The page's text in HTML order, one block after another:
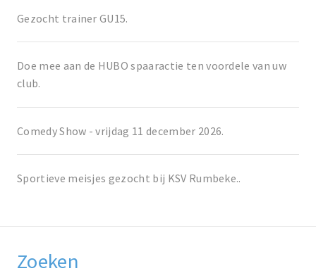
Gezocht trainer GU15.
Doe mee aan de HUBO spaaractie ten voordele van uw
club.
Comedy Show - vrijdag 11 december 2026.
Sportieve meisjes gezocht bij KSV Rumbeke..
Zoeken